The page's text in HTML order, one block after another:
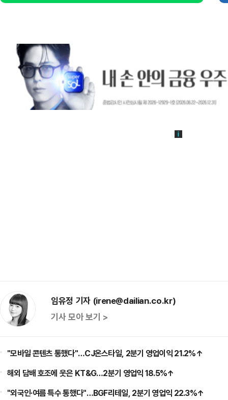
임유정 기자 (irene@dailian.co.kr)
기사 모아 보기 >
"모바일 콘텐츠 통했다"…CJ온스타일, 2분기 영업이익 21.2%↑
해외 담배 호조에 웃은 KT&G…2분기 영업익 18.5%↑
"외국인·여름 특수 통했다"…BGF리테일, 2분기 영업익 22.3%↑